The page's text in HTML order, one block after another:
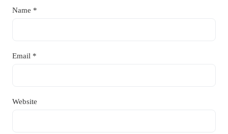
Name *
Email *
Website